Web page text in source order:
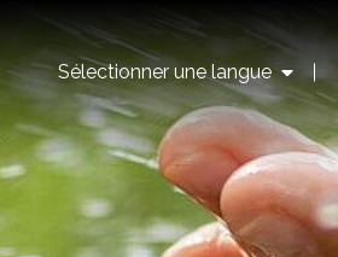
Sélectionner une langue